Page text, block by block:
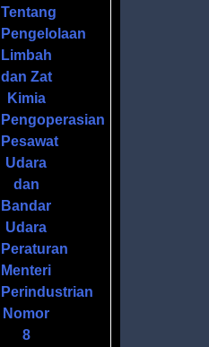
Tentang
Pengelolaan
Limbah
dan Zat
Kimia
Pengoperasian
Pesawat
Udara
dan
Bandar
Udara
Peraturan
Menteri
Perindustrian
Nomor
8